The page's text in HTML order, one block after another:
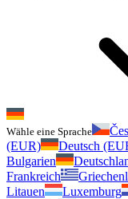
Wähle eine Sprache
(EUR)
Deutsch
Bulgarien
Frankreich
Litauen
Luxemburg